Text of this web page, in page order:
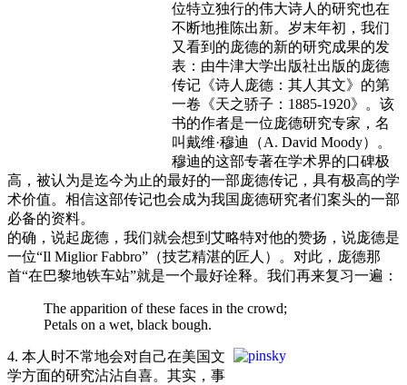
位特立独行的伟大诗人的研究也在
不断地推陈出新。岁末年初，我们
又看到的庞德的新的研究成果的发
表：由牛津大学出版社出版的庞德
传记《诗人庞德：其人其文》的第
一卷《天之骄子：1885-1920》。该
书的作者是一位庞德研究专家，名
叫戴维·穆迪（A. David Moody）。
穆迪的这部专著在学术界的口碑极
高，被认为是迄今为止的最好的一部庞德传记，具有极高的学
术价值。相信这部传记也会成为我国庞德研究者们案头的一部
必备的资料。
的确，说起庞德，我们就会想到艾略特对他的赞扬，说庞德是
一位“Il Miglior Fabbro”（技艺精湛的匠人）。对此，庞德那
首“在巴黎地铁车站”就是一个最好诠释。我们再来复习一遍：
The apparition of these faces in the crowd;
Petals on a wet, black bough.
4. 本人时不常地会对自己在美国文
学方面的研究沾沾自喜。其实，事